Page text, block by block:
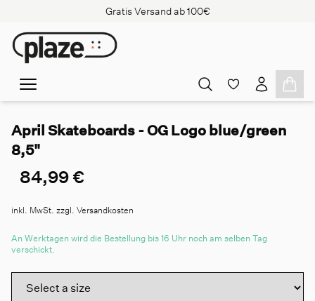
Gratis Versand ab 100€
April Skateboards - OG Logo blue/green
8,5"
84,99 €
inkl. MwSt. zzgl. Versandkosten
An Werktagen wird die Bestellung bis 16 Uhr noch am selben Tag
verschickt.